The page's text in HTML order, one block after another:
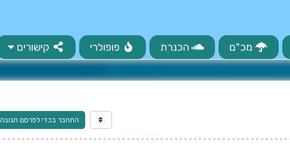
מכ"ם הכנרת פופולרי קישורים
התחבר בכדי לפרסם תגובה